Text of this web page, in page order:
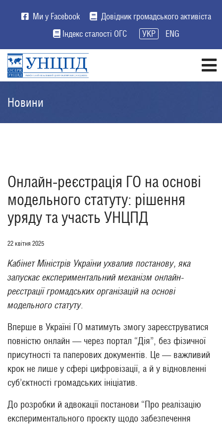
Ми у Facebook
Довідник громадського активіста
Індекс сталості ОГС
УКР ENG
Новини
Онлайн-реєстрація ГО на основі
модельного статуту: рішення
уряду та участь УНЦПД
22 квітня 2025
Кабінет Міністрів України ухвалив постанову, яка
запускає експериментальний механізм онлайн-
реєстрації громадських організацій на основі
модельного статуту.
Вперше в Україні ГО матимуть змогу зареєструватися
повністю онлайн — через портал “Дія”, без фізичної
присутності та паперових документів. Це — важливий
крок не лише у сфері цифровізації, а й у відновленні
суб’єктності громадських ініціатив.
До розробки й адвокації постанови “Про реалізацію
експериментального проєкту щодо забезпечення